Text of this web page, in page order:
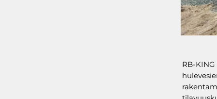
RB-